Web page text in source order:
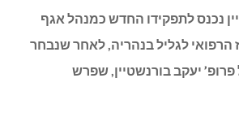
נכנס לתפקידו החדש כמנהל אגף
הרפואי לגליל בנהריה, לאחר שנבחר
יעקב בורנשטיין, שפרש